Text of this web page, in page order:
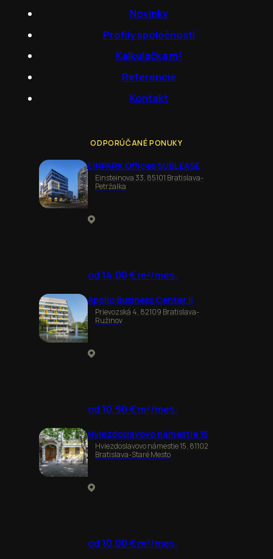
Novinky
Profily spoločností
Kalkulačka m²
Referencie
Kontakt
ODPORÚČANÉ PONUKY
EINPARK Offices SUBLEASE
Einsteinova 33, 85101 Bratislava-
Petržalka
od 14,00 € m²/mes.
Apollo Business Center II
Prievozská 4, 82109 Bratislava-
Ružinov
od 10,90 € m²/mes.
Hviezdoslavovo námestie 15
Hviezdoslavovo námestie 15, 81102
Bratislava-Staré Mesto
od 10,00 € m²/mes.